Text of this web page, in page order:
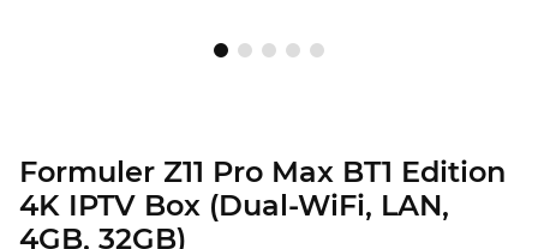
Formuler Z11 Pro Max BT1 Edition
4K IPTV Box (Dual-WiFi, LAN,
4GB, 32GB)